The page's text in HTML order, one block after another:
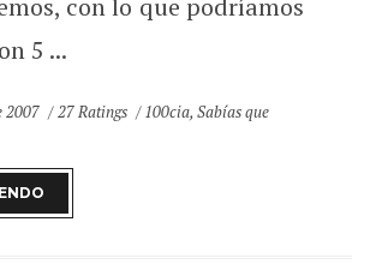
con lo que podríamos
5 ...
2007 27 Ratings 100cia,Sabías que